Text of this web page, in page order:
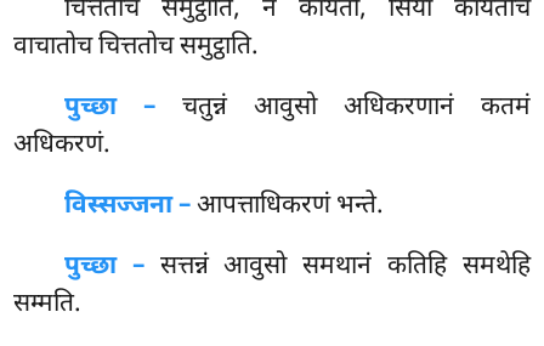
चित्ततोच समुट्ठाति, न कायतो, सिया कायतोच
वाचातोच चित्ततोच समुट्ठाति.
पुच्छा –चतुन्नं आवुसो अधिकरणानं कतमं
अधिकरणं.
विस्सज्जना –आपत्ताधिकरणं भन्ते.
पुच्छा –सत्तन्नं आवुसो समथानं कतिहि समथेहि
सम्मति.